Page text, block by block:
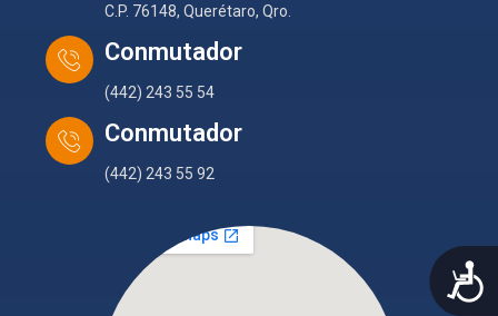
C.P. 76148, Querétaro, Qro.
Conmutador
(442) 243 55 54
Conmutador
(442) 243 55 92